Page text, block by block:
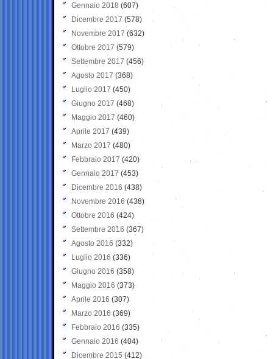
Gennaio 2018 (607)
Dicembre 2017 (578)
Novembre 2017 (632)
Ottobre 2017 (579)
Settembre 2017 (456)
Agosto 2017 (368)
Luglio 2017 (450)
Giugno 2017 (468)
Maggio 2017 (460)
Aprile 2017 (439)
Marzo 2017 (480)
Febbraio 2017 (420)
Gennaio 2017 (453)
Dicembre 2016 (438)
Novembre 2016 (438)
Ottobre 2016 (424)
Settembre 2016 (367)
Agosto 2016 (332)
Luglio 2016 (336)
Giugno 2016 (358)
Maggio 2016 (373)
Aprile 2016 (307)
Marzo 2016 (369)
Febbraio 2016 (335)
Gennaio 2016 (404)
Dicembre 2015 (412)